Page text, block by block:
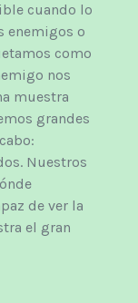
cuando lo
enemigos o
como
nos
muestra
grandes
Nuestros
de ver la
el gran